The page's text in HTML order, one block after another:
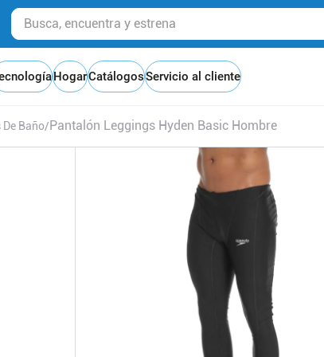
Busca, encuentra y estrena
HogarCatálogosServicio al cliente
De Baño Pantalón Leggings Hyden Basic Hombre